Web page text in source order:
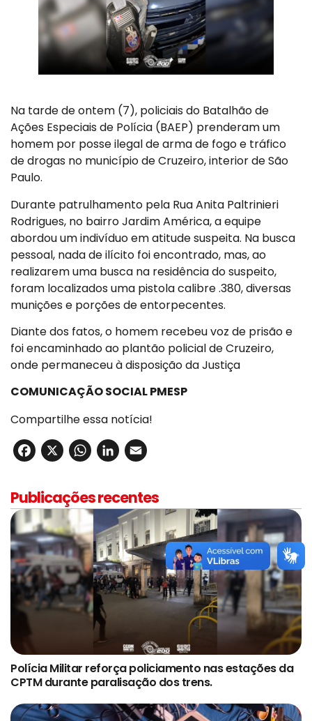
Na tarde de ontem (7), policiais do Batalhão de
Ações Especiais de Polícia (BAEP) prenderam um
homem por posse ilegal de arma de fogo e tráfico
de drogas no município de Cruzeiro, interior de São
Paulo.
Durante patrulhamento pela Rua Anita Paltrinieri
Rodrigues, no bairro Jardim América, a equipe
abordou um indivíduo em atitude suspeita. Na busca
pessoal, nada de ilícito foi encontrado, mas, ao
realizarem uma busca na residência do suspeito,
foram localizados uma pistola calibre .380, diversas
munições e porções de entorpecentes.
Diante dos fatos, o homem recebeu voz de prisão e
foi encaminhado ao plantão policial de Cruzeiro,
onde permaneceu à disposição da Justiça
COMUNICAÇÃO SOCIAL PMESP
Compartilhe essa notícia!
Facebook
X WhatsApp
LinkedIn
Publicações recentes
Polícia Militar reforça policiamento nas estações da
CPTM durante paralisação dos trens.